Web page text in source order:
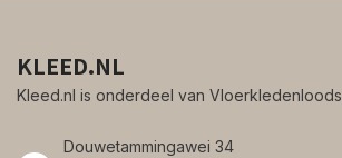
KLEED.NL
Kleed.nl is onderdeel van Vloerkledenloods
Douwetammingawei 34